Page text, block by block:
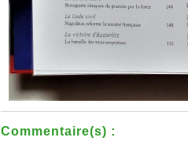
Commentaire(s) :